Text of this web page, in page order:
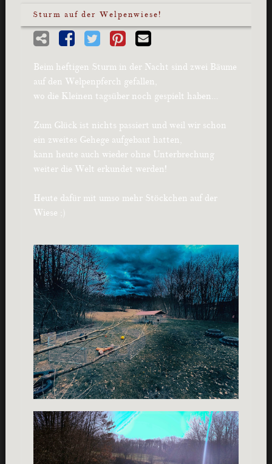
Sturm auf der Welpenwiese!
Beim heftigen Sturm in der Nacht sind zwei Bäume
auf den Welpenpferch gefallen,
wo die Kleinen tagsüber noch gespielt haben…
Zum Glück ist nichts passiert und weil wir schon
ein zweites Gehege aufgebaut hatten,
kann heute auch wieder ohne Unterbrechung
weiter die Welt erkundet werden!
Heute dafür mit umso mehr Stöckchen auf der
Wiese ;)